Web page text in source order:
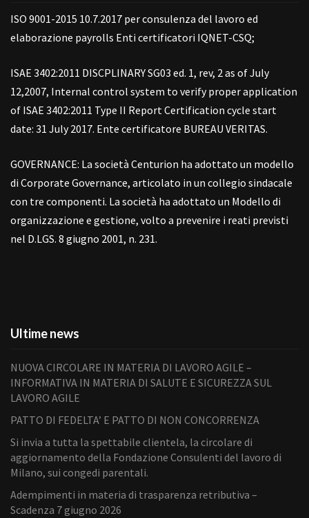
ISO 9001-2015 10.7.2017 per consulenza del lavoro ed
elaborazione payrolls Enti certificatori IQNET-CSQ;
ISAE 3402:2011 DISCPLINARY SG03 ed. 1, rev, 2 as of July
12,2007, Internal control system to verify proper application
of ISAE 3402:2011 Type II Report Certification cycle start
date: 31 July 2017. Ente certificatore BUREAU VERITAS.
GOVERNANCE: La società Centurion ha adottato un modello
di Corporate Governance, articolato in un collegio sindacale
con tre componenti. La società ha adottato un Modello di
organizzazione e gestione, volto a prevenire i reati previsti
nel D.LGS. 8 giugno 2001, n. 231.
Ultime news
NUOVA CIRCOLARE IN MATERIA DI LAVORO AGILE –
INFORMATIVA IN MATERIA DI SALUTE E SICUREZZA SUL
LAVORO AGILE
PATTO DI FEDELTA’ E PATTO DI NON CONCORRENZA
Si invia a tutta la spettabile clientela, la circolare di
aggiornamento della Fondazione Consulenti del lavoro di
Milano, sui congedi parentali.
Adempimenti in materia di trasparenza retributiva –
Scadenza 7 giugno 2026